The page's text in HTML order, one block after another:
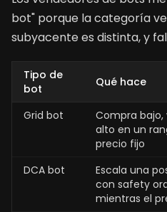
bot" porque la categoría
subyacente es distinta, y
Tipo de
bot
Qué hace
Grid bot
Compra bajo,
alto en un
precio fijo
DCA bot
Escala una
con safety
mientras el